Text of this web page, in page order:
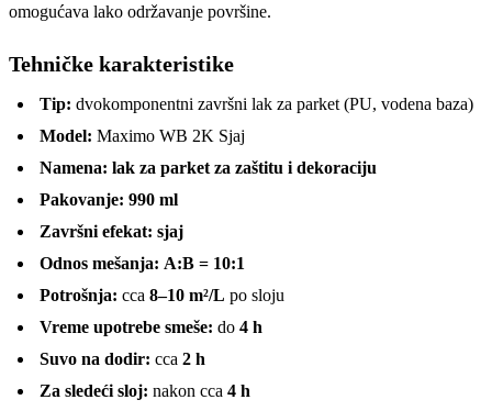
omogućava lako održavanje površine.
Tehničke karakteristike
Tip: dvokomponentni završni lak za parket (PU, vodena baza)
Model: Maximo WB 2K Sjaj
Namena: lak za parket za zaštitu i dekoraciju
Pakovanje: 990 ml
Završni efekat: sjaj
Odnos mešanja: A:B = 10:1
Potrošnja: cca 8–10 m²/L po sloju
Vreme upotrebe smeše: do 4 h
Suvo na dodir: cca 2 h
Za sledeći sloj: nakon cca 4 h